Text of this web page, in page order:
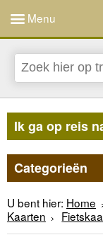
Menu
Ik ga op reis
Categorieën
U bent hier: Home
Kaarten